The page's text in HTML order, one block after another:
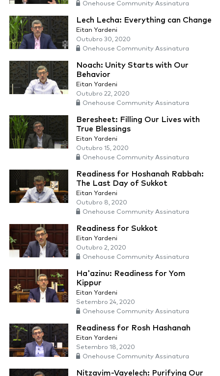
Onehouse Community Assinatura
Lech Lecha: Everything can Change
Eitan Yardeni
Outubro 30, 2020
Onehouse Community Assinatura
Noach: Unity Starts with Our
Behavior
Eitan Yardeni
Outubro 22, 2020
Onehouse Community Assinatura
Beresheet: Filling Our Lives with
True Blessings
Eitan Yardeni
Outubro 15, 2020
Onehouse Community Assinatura
Readiness for Hoshanah Rabbah:
The Last Day of Sukkot
Eitan Yardeni
Outubro 8, 2020
Onehouse Community Assinatura
Readiness for Sukkot
Eitan Yardeni
Outubro 2, 2020
Onehouse Community Assinatura
Ha'azinu: Readiness for Yom
Kippur
Eitan Yardeni
Setembro 24, 2020
Onehouse Community Assinatura
Readiness for Rosh Hashanah
Eitan Yardeni
Setembro 18, 2020
Onehouse Community Assinatura
Nitzavim-Vayelech: Purifying Our